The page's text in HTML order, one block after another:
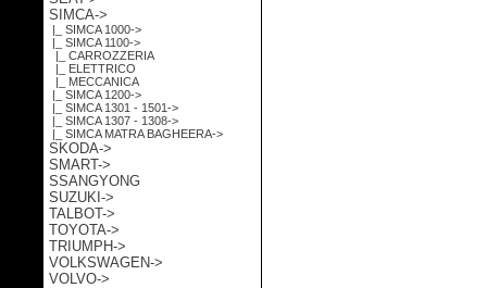
SIMCA->
|_ SIMCA 1000->
|_ SIMCA 1100->
|_ CARROZZERIA
|_ ELETTRICO
|_ MECCANICA
|_ SIMCA 1200->
|_ SIMCA 1301 - 1501->
|_ SIMCA 1307 - 1308->
|_ SIMCA MATRA BAGHEERA->
SKODA->
SMART->
SSANGYONG
SUZUKI->
TALBOT->
TOYOTA->
TRIUMPH->
VOLKSWAGEN->
VOLVO->